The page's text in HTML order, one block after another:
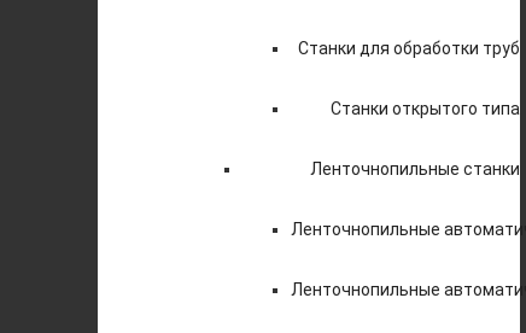
Станки для обработки труб
Станки открытого типа
Ленточнопильные станки
Ленточнопильные
Ленточнопильные